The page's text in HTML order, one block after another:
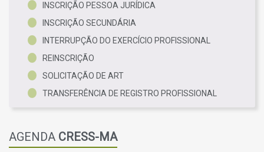
INSCRIÇÃO PESSOA JURÍDICA
INSCRIÇÃO SECUNDÁRIA
INTERRUPÇÃO DO EXERCÍCIO PROFISSIONAL
REINSCRIÇÃO
SOLICITAÇÃO DE ART
TRANSFERÊNCIA DE REGISTRO PROFISSIONAL
AGENDA CRESS-MA